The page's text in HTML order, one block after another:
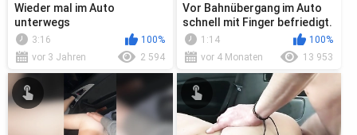
Wieder mal im Auto
unterwegs
3:16
100%
vor 3 Jahren
2 594
Vor Bahnübergang im Auto
schnell mit Finger befriedigt.
1:14
100%
vor 4 Monaten
13 953